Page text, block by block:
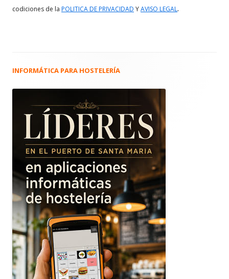
codiciones de la POLITICA DE PRIVACIDAD YAVISO LEGAL.
Barra
principal
INFORMÁTICA PARA HOSTELERÍA